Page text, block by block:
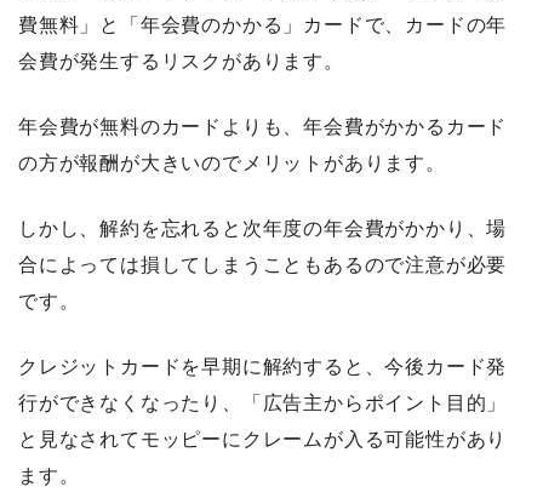
費無料」と「年会費のかかる」カードで、カードの年
会費が発生するリスクがあります。
年会費が無料のカードよりも、年会費がかかるカード
の方が報酬が大きいのでメリットがあります。
しかし、解約を忘れると次年度の年会費がかかり、場
合によっては損してしまうこともあるので注意が必要
です。
クレジットカードを早期に解約すると、今後カード発
行ができなくなったり、「広告主からポイント目的」
と見なされてモッピーにクレームが入る可能性があり
ます。